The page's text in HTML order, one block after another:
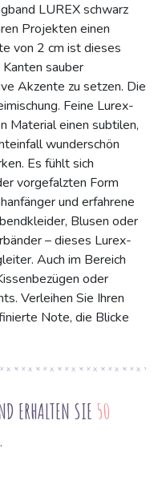
LUREX schwarz
Projekten einen
von 2 cm ist dieses
sauber
Akzente zu setzen. Die
Feine Lurex-
Material einen subtilen,
wunderschön
Es fühlt sich
vorgefalzten Form
und erfahrene
Blusen oder
– dieses Lurex-
Auch im Bereich
oder
Verleihen Sie Ihren
Note, die Blicke
ERHALTEN SIE 50